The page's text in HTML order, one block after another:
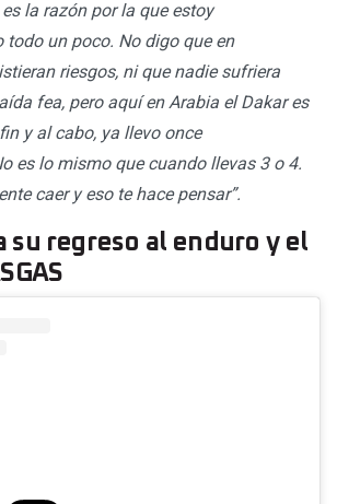
la razón por la que estoy
todo un poco. No digo que en
riesgos, ni que nadie sufriera
fea, pero aquí en Arabia el Dakar es
y al cabo, ya llevo once
es lo mismo que cuando llevas 3 o 4.
caer y eso te hace pensar”.
su regreso al enduro y el